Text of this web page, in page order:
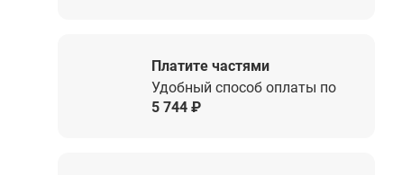
Платите частями
Удобный способ оплаты по
5 744 ₽